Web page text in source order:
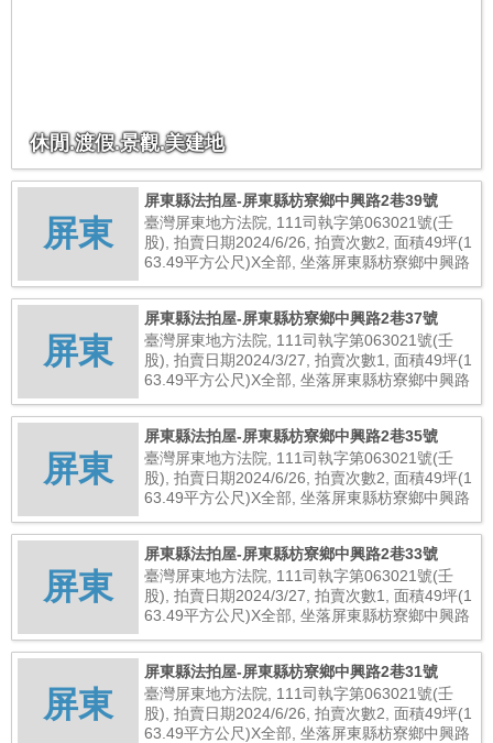
休閒.渡假.景觀.美建地
屏東
屏東縣法拍屋-屏東縣枋寮鄉中興路2巷39號
臺灣屏東地方法院, 111司執字第063021號(壬
股), 拍賣日期2024/6/26, 拍賣次數2, 面積49坪(1
63.49平方公尺)X全部, 坐落屏東縣枋寮鄉中興路
屏東
屏東縣法拍屋-屏東縣枋寮鄉中興路2巷37號
臺灣屏東地方法院, 111司執字第063021號(壬
股), 拍賣日期2024/3/27, 拍賣次數1, 面積49坪(1
63.49平方公尺)X全部, 坐落屏東縣枋寮鄉中興路
屏東
屏東縣法拍屋-屏東縣枋寮鄉中興路2巷35號
臺灣屏東地方法院, 111司執字第063021號(壬
股), 拍賣日期2024/6/26, 拍賣次數2, 面積49坪(1
63.49平方公尺)X全部, 坐落屏東縣枋寮鄉中興路
屏東
屏東縣法拍屋-屏東縣枋寮鄉中興路2巷33號
臺灣屏東地方法院, 111司執字第063021號(壬
股), 拍賣日期2024/3/27, 拍賣次數1, 面積49坪(1
63.49平方公尺)X全部, 坐落屏東縣枋寮鄉中興路
屏東
屏東縣法拍屋-屏東縣枋寮鄉中興路2巷31號
臺灣屏東地方法院, 111司執字第063021號(壬
股), 拍賣日期2024/6/26, 拍賣次數2, 面積49坪(1
63.49平方公尺)X全部, 坐落屏東縣枋寮鄉中興路